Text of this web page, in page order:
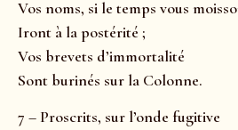
Vos noms, si le temps vous
Iront à la postérité ;
Vos brevets d’immortalité
Sont burinés sur la Colonne.
7 – Proscrits, sur l’onde fugitive